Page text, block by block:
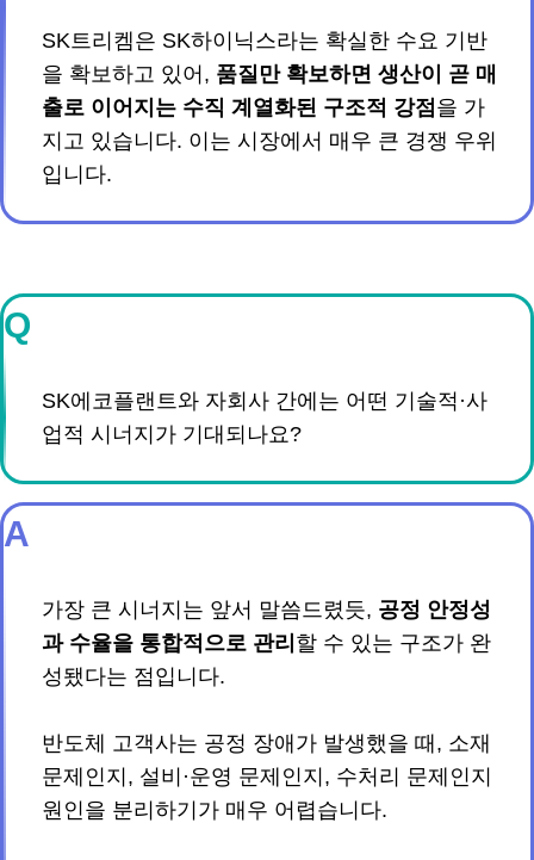
SK트리켐은 SK하이닉스라는 확실한 수요 기반
을 확보하고 있어, 품질만 확보하면 생산이 곧 매
출로 이어지는 수직 계열화된 구조적 강점 을 가
지고 있습니다. 이는 시장에서 매우 큰 경쟁 우위
입니다.
Q
SK에코플랜트와 자회사 간에는 어떤 기술적·사
업적 시너지가 기대되나요?
A
가장 큰 시너지는 앞서 말씀드렸듯, 공정 안정성
과 수율을 통합적으로 관리 할 수 있는 구조가 완
성됐다는 점입니다.
반도체 고객사는 공정 장애가 발생했을 때, 소재
문제인지, 설비·운영 문제인지, 수처리 문제인지
원인을 분리하기가 매우 어렵습니다.